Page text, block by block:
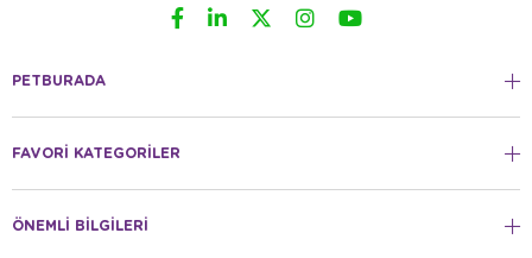
PETBURADA
FAVORİ KATEGORİLER
ÖNEMLİ BİLGİLERİ